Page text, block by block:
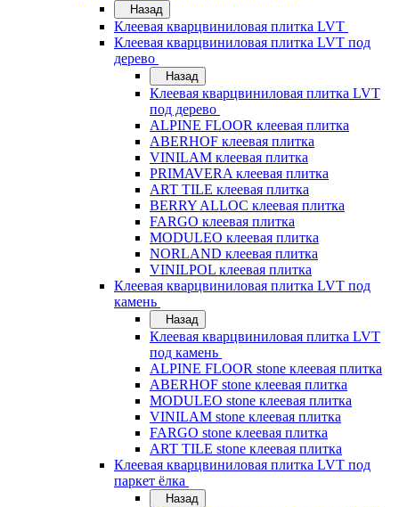
Назад
Клеевая кварцвиниловая плитка LVT
Клеевая кварцвиниловая плитка LVT под
дерево
Назад
Клеевая кварцвиниловая плитка LVT
под дерево
ALPINE FLOOR клеевая плитка
ABERHOF клеевая плитка
VINILAM клеевая плитка
PRIMAVERA клеевая плитка
ART TILE клеевая плитка
BERRY ALLOC клеевая плитка
FARGO клеевая плитка
MODULEO клеевая плитка
NORLAND клеевая плитка
VINILPOL клеевая плитка
Клеевая кварцвиниловая плитка LVT под
камень
Назад
Клеевая кварцвиниловая плитка LVT
под камень
ALPINE FLOOR stone клеевая плитка
ABERHOF stone клеевая плитка
MODULEO stone клеевая плитка
VINILAM stone клеевая плитка
FARGO stone клеевая плитка
ART TILE stone клеевая плитка
Клеевая кварцвиниловая плитка LVT под
паркет ёлка
Назад